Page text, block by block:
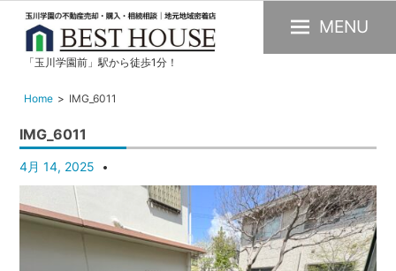
玉
川
園
の
不
動
産
「玉川学園前」駅から徒歩1分！
MENU
Home IMG_6011
IMG_6011
4月 14, 2025